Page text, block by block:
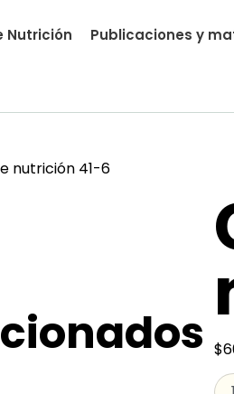
Nutrición Publicaciones y
nutrición 41-6
$